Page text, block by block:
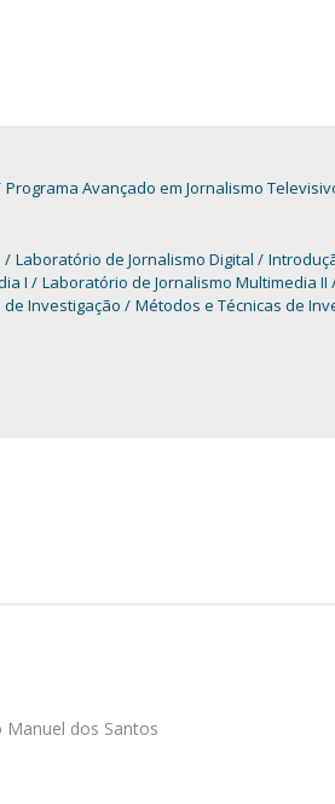
Programa Avançado em Jornalismo
Laboratório de Jornalismo Digital
I Laboratório de Jornalismo Multimedia II
Investigação
Métodos e Técnicas de
Manuel dos Santos